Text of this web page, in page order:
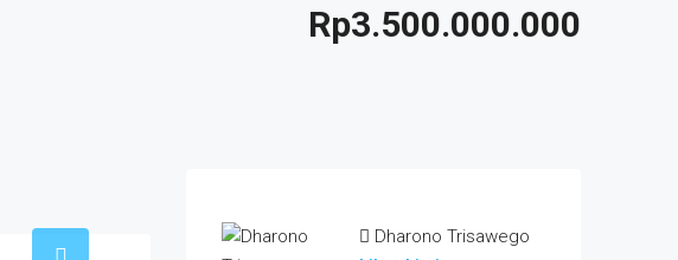
Rp3.500.000.000
Dharono Trisawego